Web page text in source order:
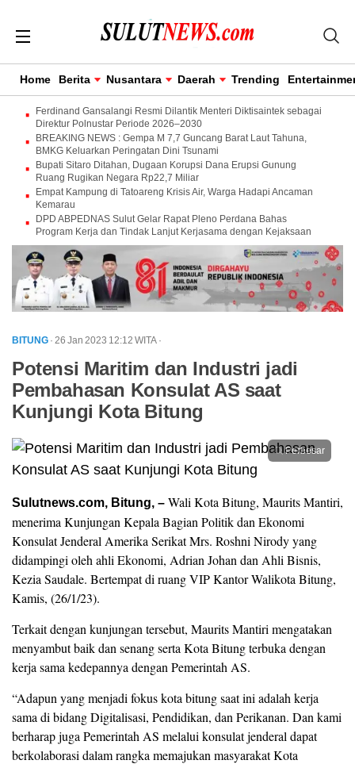
Home Berita Nusantara Daerah Trending
Ferdinand Gansalangi Resmi Dilantik Menteri Diktisaintek sebagai
Direktur Polnustar Periode 2026–2030
BREAKING NEWS : Gempa M 7,7 Guncang Barat Laut Tahuna,
BMKG Keluarkan Peringatan Dini Tsunami
Bupati Sitaro Ditahan, Dugaan Korupsi Dana Erupsi Gunung
Ruang Rugikan Negara Rp22,7 Miliar
Empat Kampung di Tatoareng Krisis Air, Warga Hadapi Ancaman
Kemarau
DPD ABPEDNAS Sulut Gelar Rapat Pleno Perdana Bahas
Program Kerja dan Tindak Lanjut Kerjasama dengan Kejaksaan
BITUNG · 26 Jan 2023 12:12 WITA ·
Potensi Maritim dan Industri jadi
Pembahasan Konsulat AS saat
Kunjungi Kota Bitung
Perbesar
Sulutnews.com, Bitung, – Wali Kota Bitung, Maurits Mantiri,
menerima Kunjungan Kepala Bagian Politik dan Ekonomi
Konsulat Jenderal Amerika Serikat Mrs. Roshni Nirody yang
didampingi oleh ahli Ekonomi, Adrian Johan dan Ahli Bisnis,
Kezia Saudale. Bertempat di ruang VIP Kantor Walikota Bitung,
Kamis, (26/1/23).
Terkait dengan kunjungan tersebut, Maurits Mantiri mengatakan
menyambut baik dan senang serta Kota Bitung terbuka dengan
kerja sama kedepannya dengan Pemerintah AS.
“Adapun yang menjadi fokus kota bitung saat ini adalah kerja
sama di bidang Digitalisasi, Pendidikan, dan Perikanan. Dan kami
berharap juga Pemerintah AS melalui konsulat jenderal dapat
berkolaborasi dalam rangka memajukan masyarakat Kota